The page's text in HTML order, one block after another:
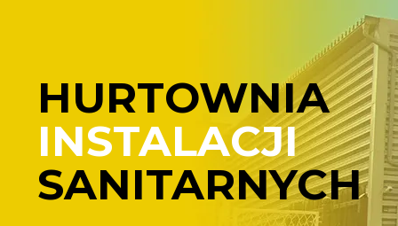
HURTOWNIA
INSTALACJI
SANITARNYCH